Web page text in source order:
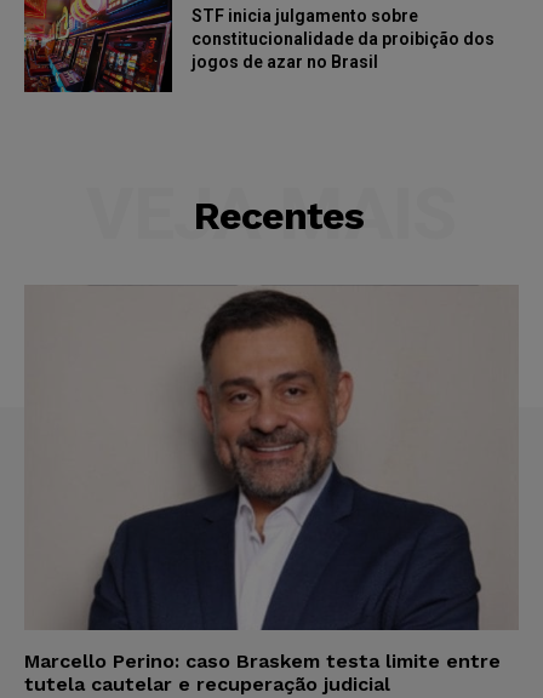
STF inicia julgamento sobre
constitucionalidade da proibição dos
jogos de azar no Brasil
Recentes
VEJA MAIS
Marcello Perino: caso Braskem testa limite entre
tutela cautelar e recuperação judicial